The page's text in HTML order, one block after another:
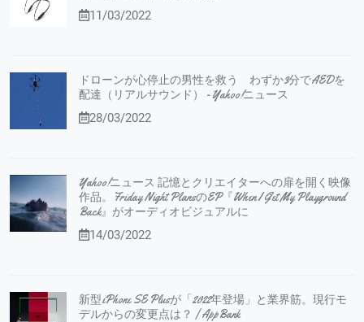
11/03/2022
ドローンが心停止の男性を救う わずか3分でAEDを
配達（リアルサウンド） - Yahoo!ニュース
28/03/2022
Yahoo!ニュース 記憶とクリエイターへの扉を開く映像
作品。Friday Night PlansのEP『When I Get My Playground
Back』がオーディオビジュアルに
14/03/2022
新型iPhone SE Plusが「2022年登場」と業界筋。現行モ
デルからの変更点は？ | AppBank